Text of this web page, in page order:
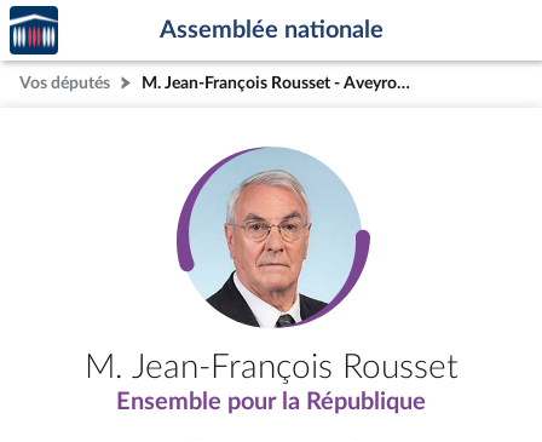
Aller au contenu
Aller en bas de la page
Accèder
à la
page
d'accueil
Assemblée nationale
Vos députés M. Jean-François Rousset - Aveyron (3e circonscription)
M. Jean-François Rousset
Ensemble pour la République